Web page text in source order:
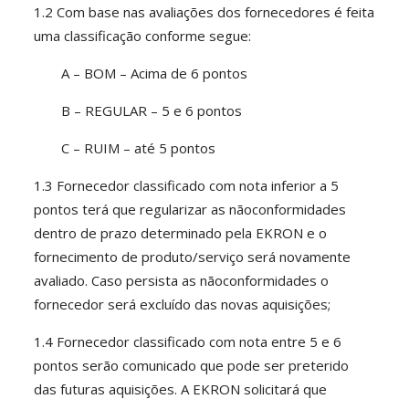
1.2 Com base nas avaliações dos fornecedores é feita
uma classificação conforme segue:
A – BOM – Acima de 6 pontos
B – REGULAR – 5 e 6 pontos
C – RUIM – até 5 pontos
1.3 Fornecedor classificado com nota inferior a 5
pontos terá que regularizar as nãoconformidades
dentro de prazo determinado pela EKRON e o
fornecimento de produto/serviço será novamente
avaliado. Caso persista as nãoconformidades o
fornecedor será excluído das novas aquisições;
1.4 Fornecedor classificado com nota entre 5 e 6
pontos serão comunicado que pode ser preterido
das futuras aquisições. A EKRON solicitará que